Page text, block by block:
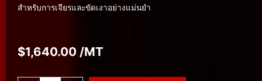
สำหรับการเจียรและขัดเงาอย่างแม่นยำ
$1,640.00 /MT